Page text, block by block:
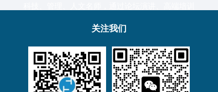
升维！
复育智库总部位于上海，服务于金融、通信、能
源、制造、医药等产业的大型客户。
关注我们